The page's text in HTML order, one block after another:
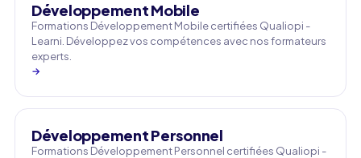
Développement Mobile
Formations Développement Mobile certifiées Qualiopi -
Learni. Développez vos compétences avec nos formateurs
experts.
→
Développement Personnel
Formations Développement Personnel certifiées Qualiopi -